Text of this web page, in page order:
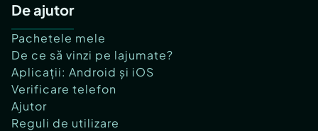
De ajutor
Pachetele mele
De ce să vinzi pe lajumate?
Aplicații: Android și iOS
Verificare telefon
Ajutor
Reguli de utilizare